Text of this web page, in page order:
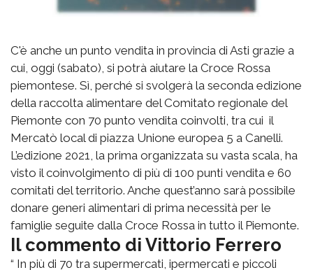
C'è anche un punto vendita in provincia di Asti grazie a
cui, oggi (sabato), si potrà aiutare la Croce Rossa
piemontese. Sì, perché si svolgerà la seconda edizione
della raccolta alimentare del Comitato regionale del
Piemonte con 70 punto vendita coinvolti, tra cui il
Mercatò local di piazza Unione europea 5 a Canelli.
L’edizione 2021, la prima organizzata su vasta scala, ha
visto il coinvolgimento di più di 100 punti vendita e 60
comitati del territorio. Anche quest’anno sarà possibile
donare generi alimentari di prima necessità per le
famiglie seguite dalla Croce Rossa in tutto il Piemonte.
Il commento di Vittorio Ferrero
“ In più di 70 tra supermercati, ipermercati e piccoli